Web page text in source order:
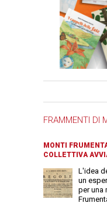
FRAMMENTI DI
MONTI
COLLETTIVA
L'idea
un
per una